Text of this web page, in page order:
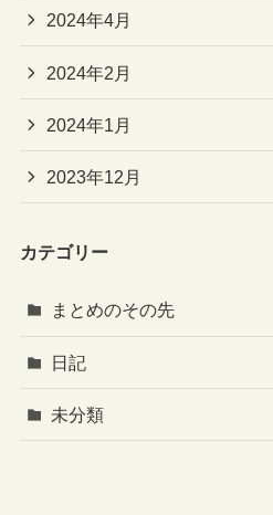
2024年4月
2024年2月
2024年1月
2023年12月
カテゴリー
まとめのその先
日記
未分類